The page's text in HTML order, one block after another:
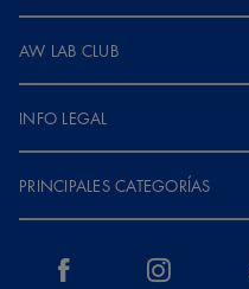
AW LAB CLUB
INFO LEGAL
PRINCIPALES CATEGORÍAS